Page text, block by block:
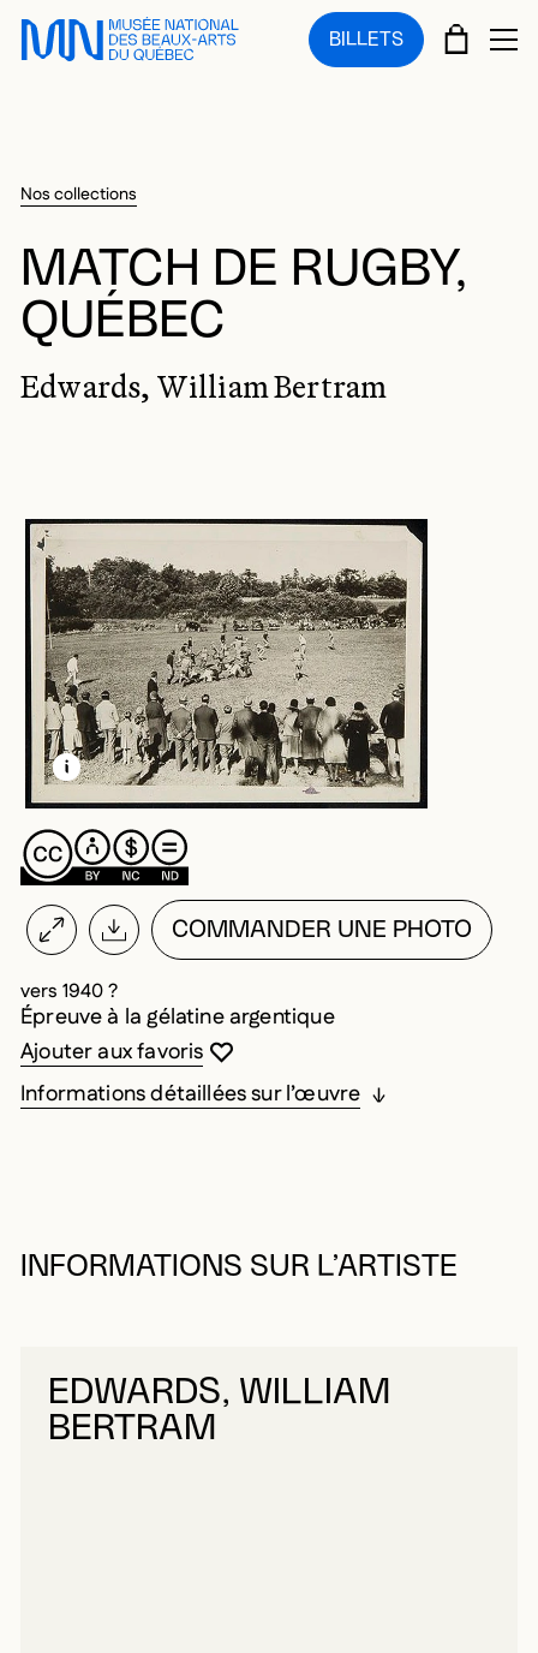
Sauter au menu principal
Sauter au contenu principal
Sauter au pied de page
BILLETS PANIER
Nos collections
MATCH DE RUGBY,
QUÉBEC
Edwards, William Bertram
EN SAVOIR PLUS SUR CETTE IMAGE
OUVRIR LA MODALE
COMMANDER UNE PHOTO
vers 1940 ?
Épreuve à la gélatine argentique
Vous devez être connecté pour ajouter
Fermer la modale
Ouvrir la modale
Ajouter aux favoris
Informations détaillées sur l’œuvre
INFORMATIONS SUR L’ARTISTE
EDWARDS, WILLIAM
BERTRAM